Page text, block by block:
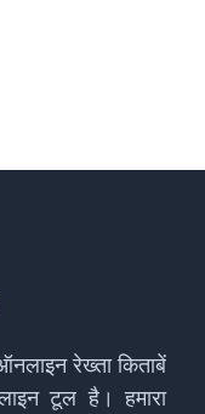
रेख्ता किताबें
टूल है। हमारा